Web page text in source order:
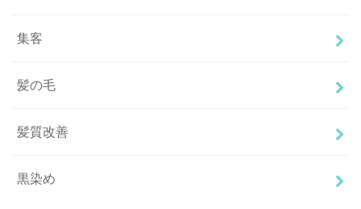
集客
髪の毛
髪質改善
黒染め